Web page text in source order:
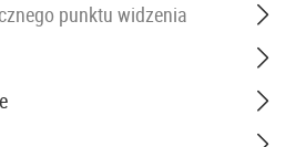
punktu widzenia